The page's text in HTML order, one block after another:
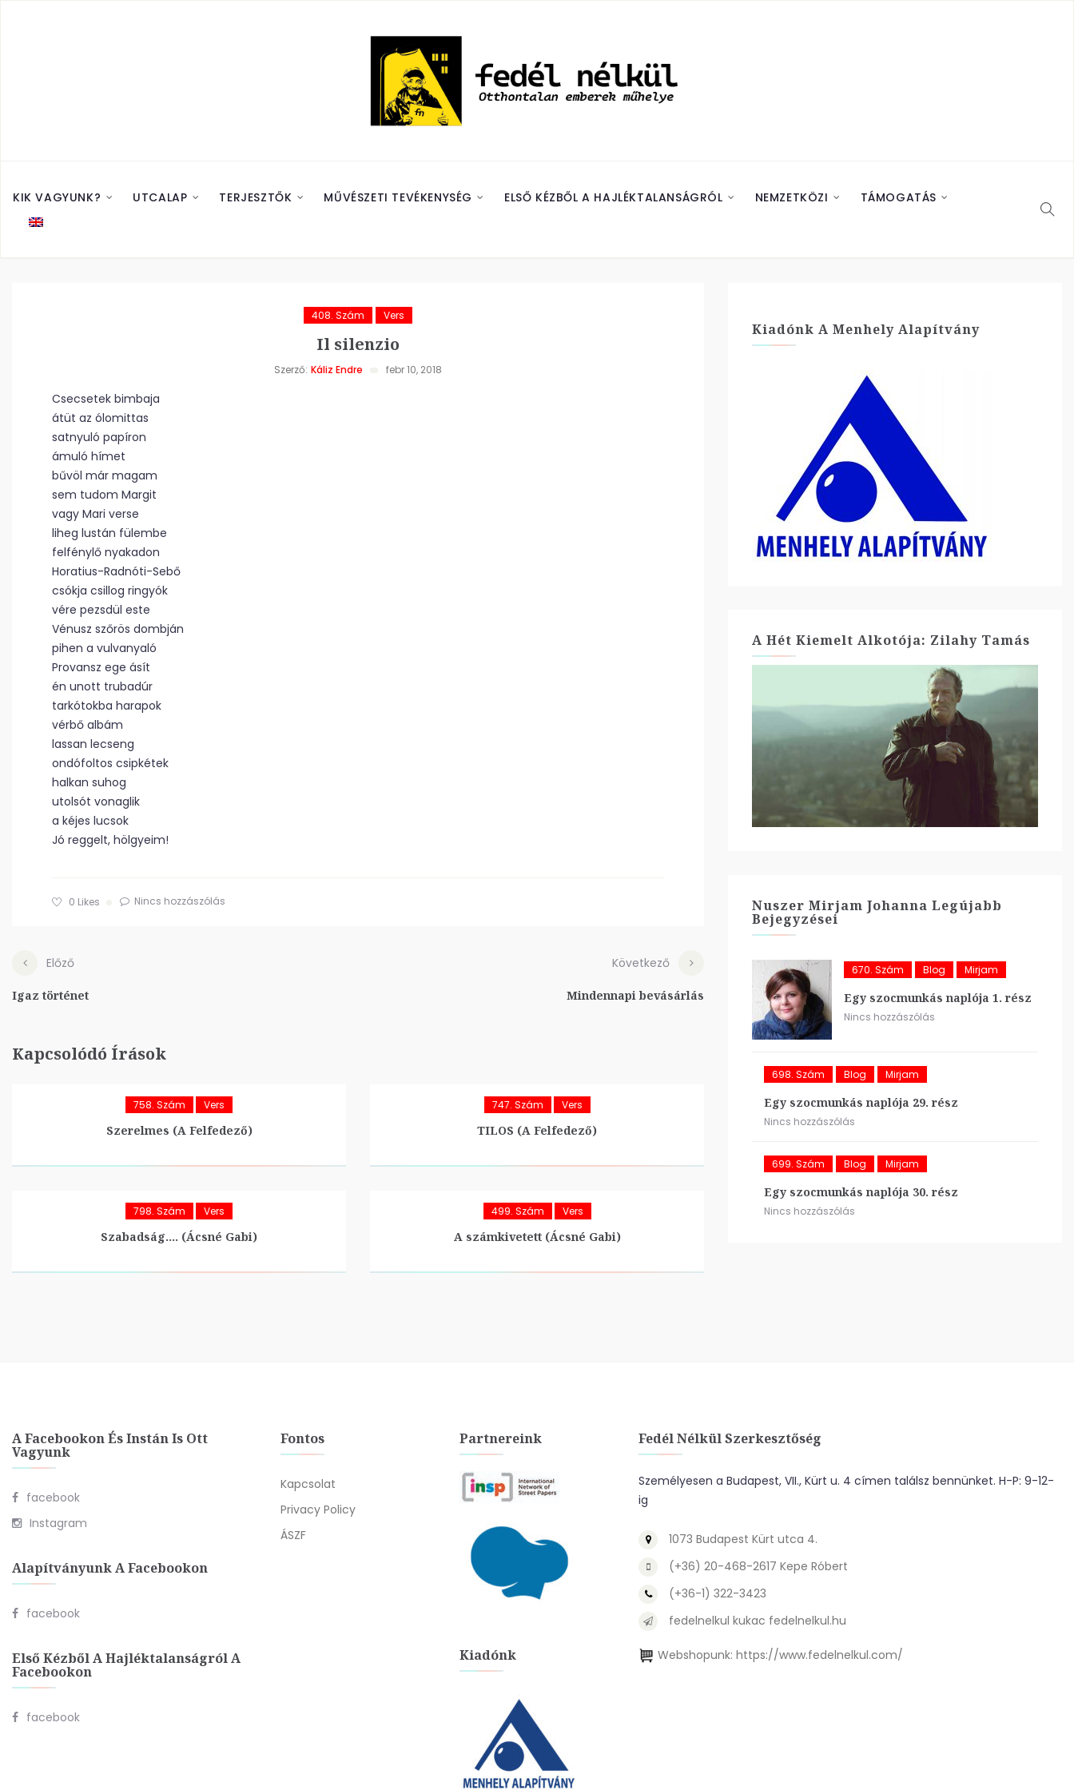
KIK VAGYUNK? UTCALAP TERJESZTŐK MŰVÉSZETI TEVÉKENYSÉG ELSŐ KÉZBŐL A HAJLÉKTALANSÁGRÓL NEMZETKÖZI TÁMOGATÁS
408. Szám Vers
Il silenzio
Szerző: Káliz Endre febr 10, 2018
Csecsetek bimbaja
átüt az ólomittas
satnyuló papíron
ámuló hímet
bűvöl már magam
sem tudom Margit
vagy Mari verse
liheg lustán fülembe
felfénylő nyakadon
Horatius-Radnóti-Sebő
csókja csillog ringyók
vére pezsdül este
Vénusz szőrös dombján
pihen a vulvanyaló
Provansz ege ásít
én unott trubadúr
tarkótokba harapok
vérbő albám
lassan lecseng
ondófoltos csipkétek
halkan suhog
utolsót vonaglik
a kéjes lucsok
Jó reggelt, hölgyeim!
0 Likes Nincs hozzászólás
Előző
Igaz történet
Következő
Mindennapi bevásárlás
Kapcsolódó Írások
758. Szám Vers
Szerelmes (A Felfedező)
747. Szám Vers
TILOS (A Felfedező)
798. Szám Vers
Szabadság…. (Ácsné Gabi)
499. Szám Vers
A számkivetett (Ácsné Gabi)
Kiadónk A Menhely Alapítvány
A Hét Kiemelt Alkotója: Zilahy Tamás
Nuszer Mirjam Johanna Legújabb
Bejegyzései
670. Szám Blog Mirjam
Egy szocmunkás naplója 1. rész
Nincs hozzászólás
698. Szám Blog Mirjam
Egy szocmunkás naplója 29. rész
Nincs hozzászólás
699. Szám Blog Mirjam
Egy szocmunkás naplója 30. rész
Nincs hozzászólás
A Facebookon És Instán Is Ott
Vagyunk
facebook
Instagram
Alapítványunk A Facebookon
facebook
Első Kézből A Hajléktalanságról A
Facebookon
facebook
Fontos
Kapcsolat
Privacy Policy
ÁSZF
Partnereink
Kiadónk
Fedél Nélkül Szerkesztőség
Személyesen a Budapest, VII., Kürt u. 4 címen találsz bennünket. H-P: 9-12-
ig
1073 Budapest Kürt utca 4.
(+36) 20-468-2617 Kepe Róbert
(+36-1) 322-3423
fedelnelkul kukac fedelnelkul.hu
Webshopunk: https://www.fedelnelkul.com/